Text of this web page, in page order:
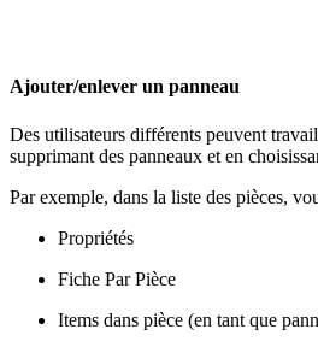
Ajouter/enlever un panneau
Des utilisateurs différents peuvent
supprimant des panneaux et en
Par exemple, dans la liste des pièces,
Propriétés
Fiche Par Pièce
Items dans pièce (en tant que